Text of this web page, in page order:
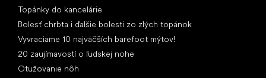
Topánky do kancelárie
Bolesť chrbta i ďalšie bolesti zo zlých topánok
Vyvraciame 10 najväčších barefoot mýtov!
20 zaujímavostí o ľudskej nohe
Otužovanie nôh